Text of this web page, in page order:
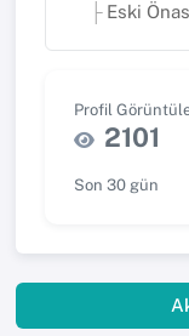
Eski
Profil
2101
Son 30 gün